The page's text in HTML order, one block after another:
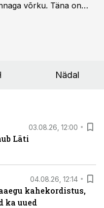
võrku. Täna on
üheks olulisemaks
Nädal
03.08.26, 12:00
Läti
04.08.26, 12:14
kahekordistus,
ka uued